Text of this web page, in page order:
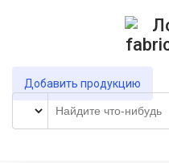
Добавить продукцию